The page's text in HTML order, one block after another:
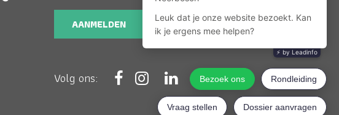
AANMELDEN
Volg ons: